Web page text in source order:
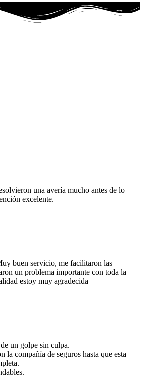
una avería mucho antes de lo
excelente.
buen servicio, me facilitaron las
un problema importante con toda la
estoy muy agradecida
un golpe sin culpa.
la compañía de seguros hasta que esta